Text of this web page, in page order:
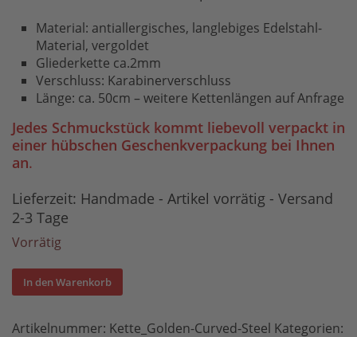
Material: antiallergisches, langlebiges Edelstahl-
Material, vergoldet
Gliederkette ca.2mm
Verschluss: Karabinerverschluss
Länge: ca. 50cm – weitere Kettenlängen auf Anfrage
Jedes Schmuckstück kommt liebevoll verpackt in
einer hübschen Geschenkverpackung bei Ihnen
an.
Lieferzeit: Handmade - Artikel vorrätig - Versand
2-3 Tage
Vorrätig
In den Warenkorb
Artikelnummer: Kette_Golden-Curved-Steel Kategorien: